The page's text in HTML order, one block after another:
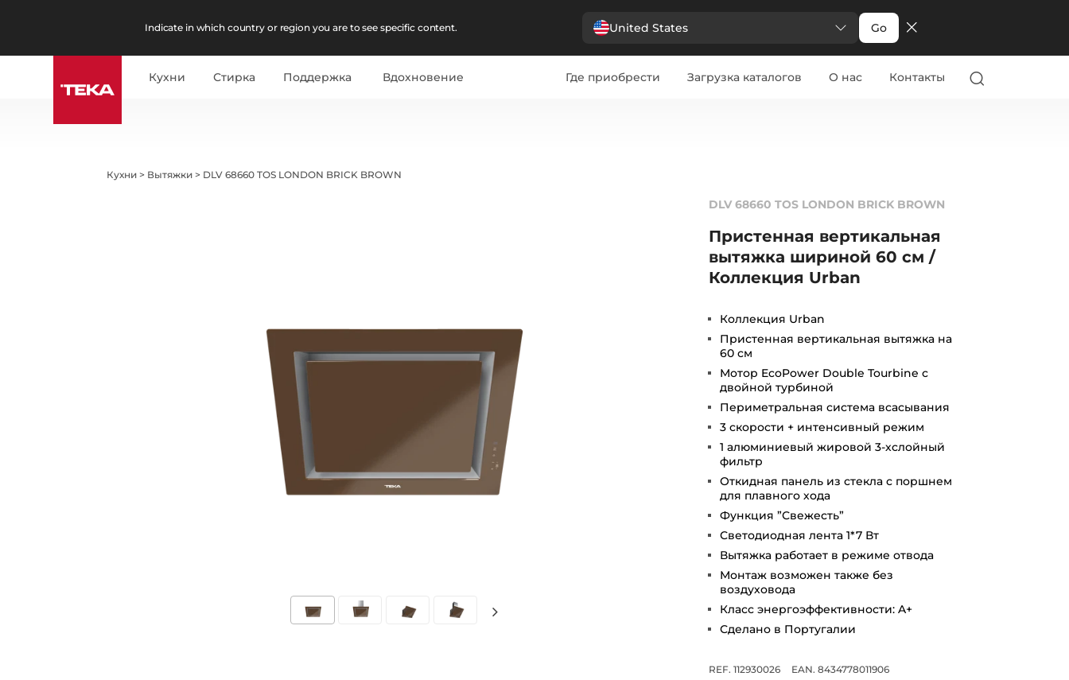
Indicate in which country or region you are to see specific content. United States Go
Кухни Стирка Поддержка Вдохновение Где приобрести Загрузка каталогов О нас Контакты
Кухни > Вытяжки > DLV 68660 TOS LONDON BRICK BROWN
DLV 68660 TOS LONDON BRICK BROWN
Пристенная вертикальная
вытяжка шириной 60 см /
Коллекция Urban
Коллекция Urban
Пристенная вертикальная вытяжка на
60 см
Мотор EcoPower Double Tourbine с
двойной турбиной
Периметральная система всасывания
3 скорости + интенсивный режим
1 алюминиевый жировой 3-хслойный
фильтр
Откидная панель из стекла с поршнем
для плавного хода
Функция ”Свежесть”
Светодиодная лента 1*7 Вт
Вытяжка работает в режиме отвода
Монтаж возможен также без
воздуховода
Класс энергоэффективности: A+
Сделано в Португалии
REF. 112930026
EAN. 8434778011906